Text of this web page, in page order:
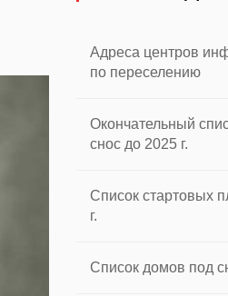
Адреса центров
по переселению
Окончательный
снос до 2025 г.
Список стартовых
г.
Список домов под